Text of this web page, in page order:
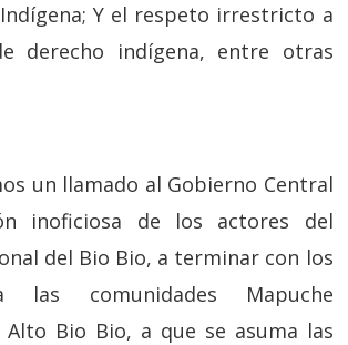
Y el respeto irrestricto a
derecho indígena, entre otras
llamado al Gobierno Central
inoficiosa de los actores del
del Bio Bio, a terminar con los
las comunidades Mapuche
Alto Bio Bio, a que se asuma las